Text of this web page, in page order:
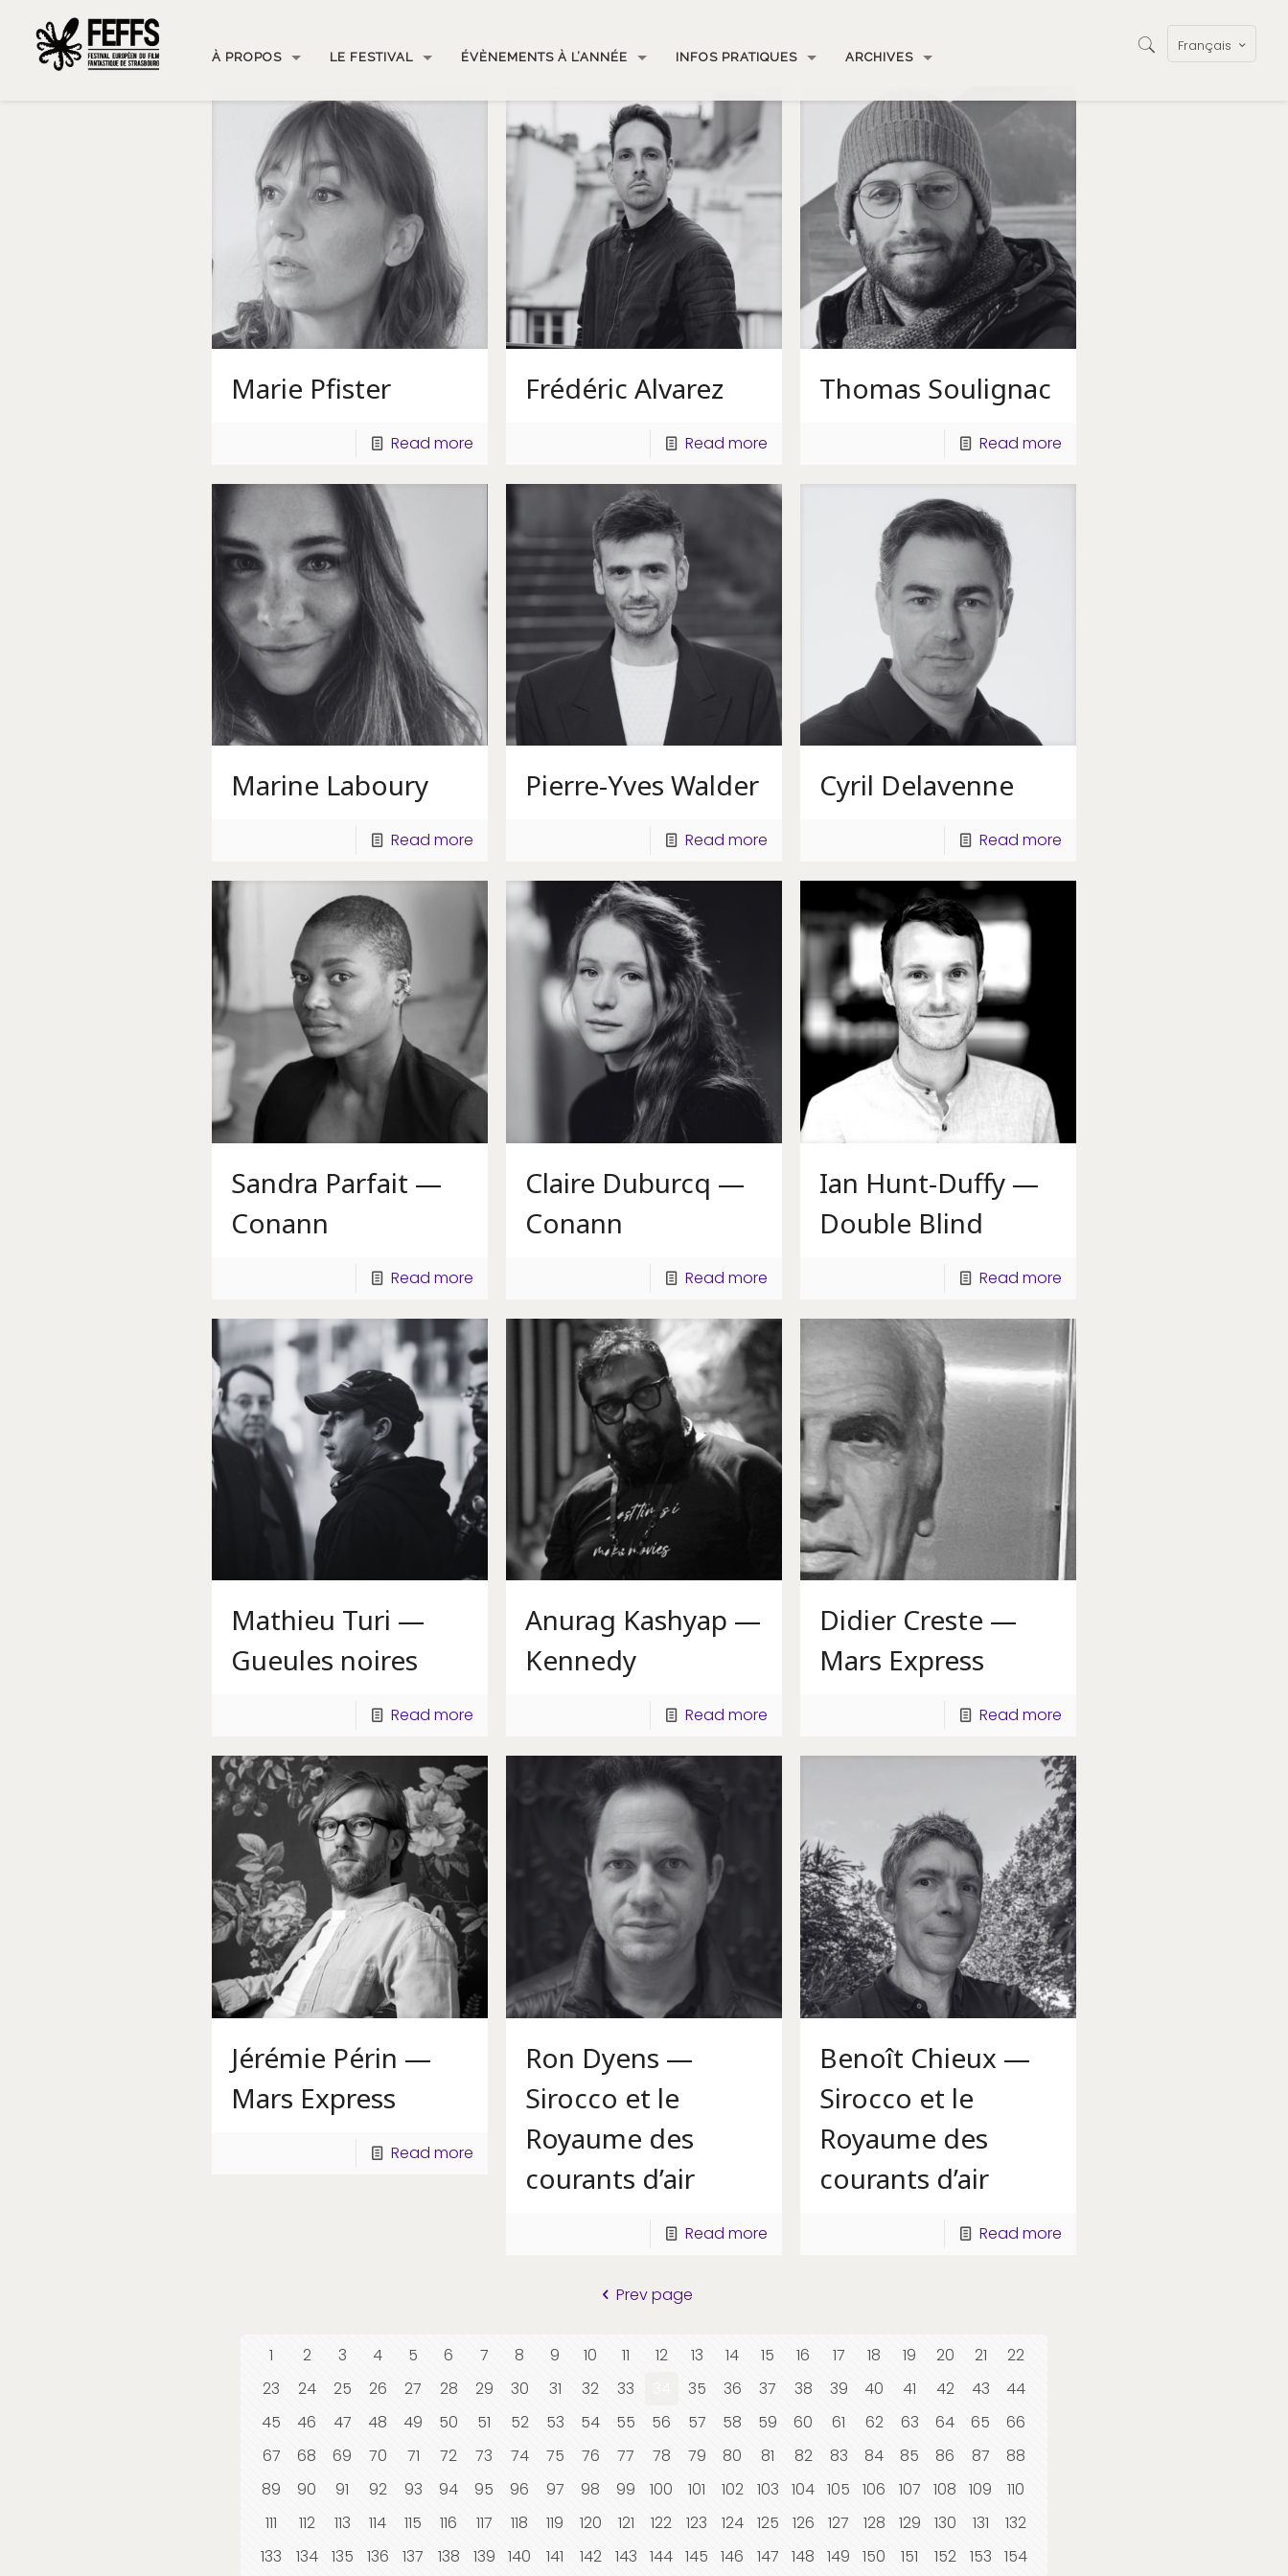
À PROPOS LE FESTIVAL ÉVÈNEMENTS À L’ANNÉE INFOS PRATIQUES ARCHIVES
Français
Marie Pfister
Read more
Frédéric Alvarez
Read more
Thomas Soulignac
Read more
Marine Laboury
Read more
Pierre-Yves Walder
Read more
Cyril Delavenne
Read more
Sandra Parfait —
Conann
Read more
Claire Duburcq —
Conann
Read more
Ian Hunt-Duffy —
Double Blind
Read more
Mathieu Turi —
Gueules noires
Read more
Anurag Kashyap —
Kennedy
Read more
Didier Creste —
Mars Express
Read more
Jérémie Périn —
Mars Express
Read more
Ron Dyens —
Sirocco et le
Royaume des
courants d’air
Read more
Benoît Chieux —
Sirocco et le
Royaume des
courants d’air
Read more
Prev page
1 2 3 4 5 6 7 8 9 10 11 12 13 14 15 16 17 18 19 20 21
22
23
24 25 26 27 28 29 30 31 32 33 35 36 37 38 39 40 41 42 43
44
45
46 47 48 49 50 51 52 53 54 55 56 57 58 59 60 61 62 63 64 65
66
67
68 69 70 71 72 73 74 75 76 77 78 79 80 81 82 83 84 85 86 87
88
89
90 91 92 93 94 95 96 97 98 99 100 101 102 103 104 105 106 107 108 109
110
111
112 113 114 115 116 117 118 119 120 121 122 123 124 125 126 127 128 129 130 131
132
133
134 135 136 137 138 139 140 141 142 143 144 145 146 147 148 149 150 151 152 153 154